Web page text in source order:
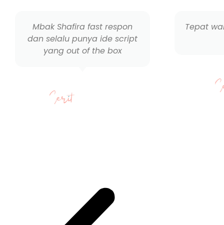
Mbak Shafira fast respon
dan selalu punya ide script
yang out of the box
Tepat